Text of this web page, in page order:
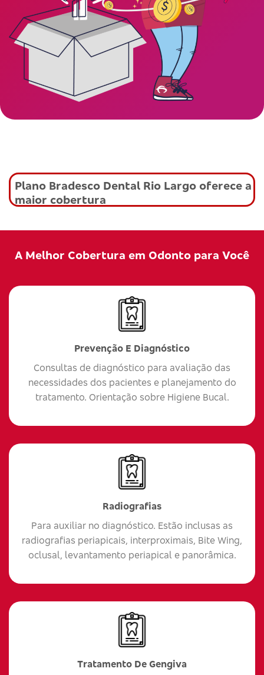
Plano Bradesco Dental Rio Largo oferece a
maior cobertura
A Melhor Cobertura em Odonto para Você
Prevenção E Diagnóstico
Consultas de diagnóstico para avaliação das
necessidades dos pacientes e planejamento do
tratamento. Orientação sobre Higiene Bucal.
Radiografias
Para auxiliar no diagnóstico. Estão inclusas as
radiografias periapicais, interproximais, Bite Wing,
oclusal, levantamento periapical e panorâmica.
Tratamento De Gengiva